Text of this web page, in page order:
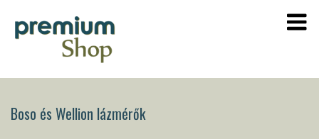
Boso és Wellion lázmérők